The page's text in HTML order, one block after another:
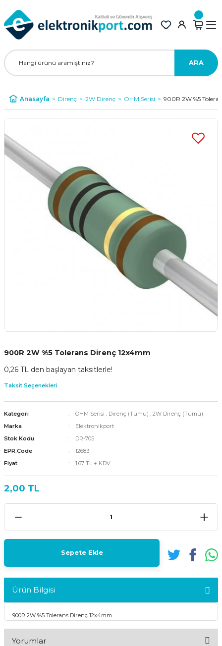
ARA
Anasayfa Direnç 2W Direnç OHM Serisi 900R 2W %5
900R 2W %5 Tolerans Direnç 12x4mm
0,26 TL den başlayan taksitlerle!
Taksit Seçenekleri
Kategori OHM Serisi , Direnç (Tümü) , 2W Direnç (Tümü)
Marka
Elektronikport
Stok Kodu
DR-705
EPR.Code
12683
Fiyat
1,67 TL + KDV
2,00 TL
Sepete Ekle
Ürün Bilgisi
900R 2W %5 Tolerans Direnç 12x4mm
Yorumlar